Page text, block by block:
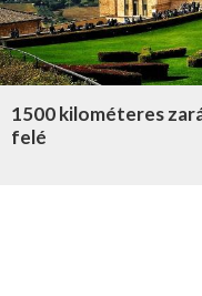
1500 kilométeres
felé